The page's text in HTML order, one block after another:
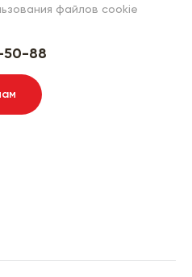
файлов cookie
50-88